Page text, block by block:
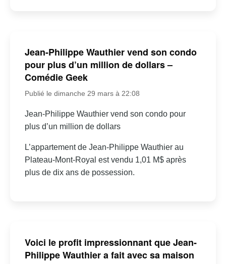
Jean-Philippe Wauthier vend son condo
pour plus d’un million de dollars –
Comédie Geek
Publié le dimanche 29 mars à 22:08
Jean-Philippe Wauthier vend son condo pour
plus d’un million de dollars
L’appartement de Jean-Philippe Wauthier au
Plateau-Mont-Royal est vendu 1,01 M$ après
plus de dix ans de possession.
Voici le profit impressionnant que Jean-
Philippe Wauthier a fait avec sa maison